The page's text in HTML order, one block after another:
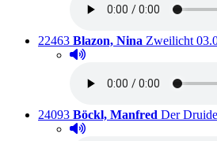
Titelnummer:
22463 von
Blazon, Nina Zweilicht
Hörprobe abspielen
Hörprobe von Zweilicht
Titelnummer:
24093 von
Böckl, Manfred Der
Hörprobe abspielen
Hörprobe von Der